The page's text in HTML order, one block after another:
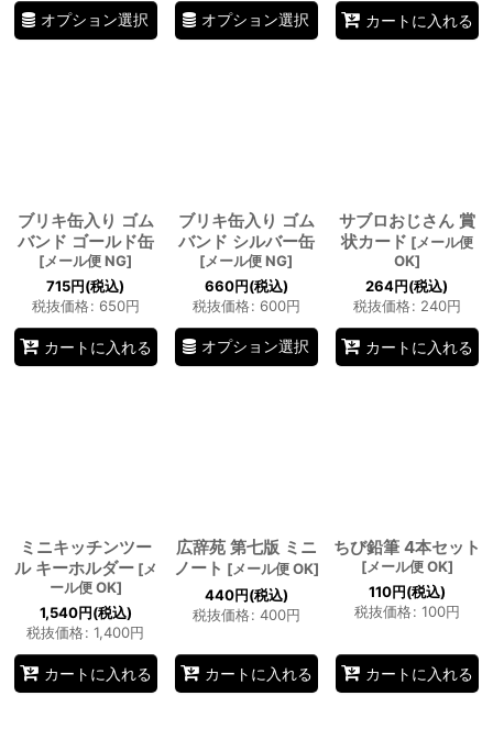
オプション選択 オプション選択 カートに入れる
ブリキ缶入り ゴム
バンド ゴールド缶
[メール便 NG]
715円(税込)
税抜価格: 650円
カートに入れる
ブリキ缶入り ゴム
バンド シルバー缶
[メール便 NG]
660円(税込)
税抜価格: 600円
オプション選択
サブロおじさん 賞
状カード [メール便
OK]
264円(税込)
税抜価格: 240円
カートに入れる
ミニキッチンツー
ル キーホルダー [メ
ール便 OK]
1,540円(税込)
税抜価格: 1,400円
カートに入れる
広辞苑 第七版 ミニ
ノート [メール便 OK]
440円(税込)
税抜価格: 400円
カートに入れる
ちび鉛筆 4本セット
[メール便 OK]
110円(税込)
税抜価格: 100円
カートに入れる